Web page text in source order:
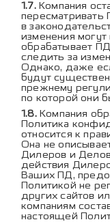
Компания
пересматривать
в
изменения могут
обрабатывает
следить за
Однако, даже
будут
прежнему
по которой они
Компания
Политика
относится к
Она не
Дилеров и
действия
Ваших ПД,
Политикой не
других сайтов
компаниям
настоящей